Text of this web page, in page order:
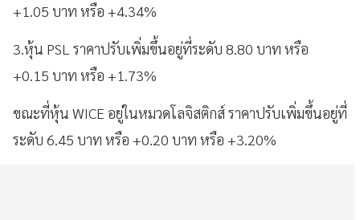
+1.05 บาท หรือ +4.34%
3.หุ้น PSL ราคาปรับเพิ่มขึ้นอยู่ที่ระดับ 8.80 บาท หรือ
+0.15 บาท หรือ +1.73%
ขณะที่หุ้น WICE อยู่ในหมวดโลจิสติกส์ ราคาปรับเพิ่มขึ้นอยู่ที่
ระดับ 6.45 บาท หรือ +0.20 บาท หรือ +3.20%